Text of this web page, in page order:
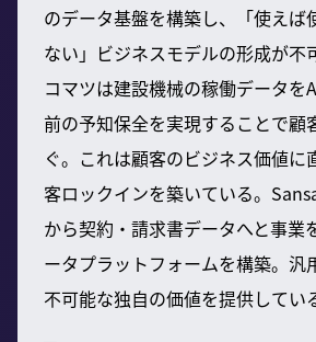
のデータ基盤を構築し、「使えば
ない」ビジネスモデルの形成が不
コマツは建設機械の稼働データを
前の予知保全を実現することで顧
ぐ。これは顧客のビジネス価値に
客ロックインを築いている。
から契約・請求書データへと事業
ータプラットフォームを構築。汎
不可能な独自の価値を提供してい